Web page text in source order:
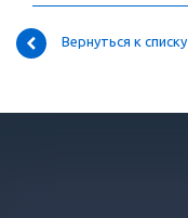
Вернуться к списку